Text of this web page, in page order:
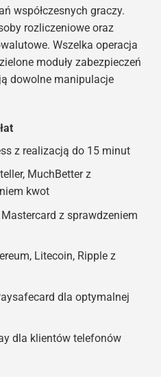
współczesnych graczy.
rozliczeniowe oraz
Wszelka operacja
moduły zabezpieczeń
dowolne manipulacje
z realizacją do 15 minut
MuchBetter z
kwot
z sprawdzeniem
Litecoin, Ripple z
dla optymalnej
dla klientów telefonów